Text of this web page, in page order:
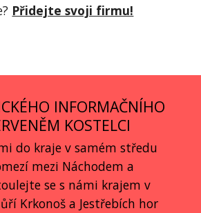
Přidejte svoji firmu!
INFORMAČNÍHO
KOSTELCI
do kraje v samém středu
mezi Náchodem a
se s námi krajem v
Krkonoš a Jestřebích hor